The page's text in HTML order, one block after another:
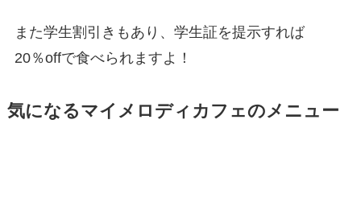
また学生割引きもあり、学生証を提示すれば
20％offで食べられますよ！
気になるマイメロディカフェのメニュー